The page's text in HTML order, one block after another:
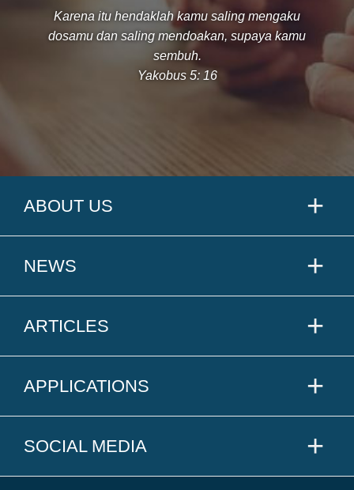
Karena itu hendaklah kamu saling mengaku
dosamu dan saling mendoakan, supaya kamu
sembuh.
Yakobus 5: 16
ABOUT US
NEWS
ARTICLES
APPLICATIONS
SOCIAL MEDIA